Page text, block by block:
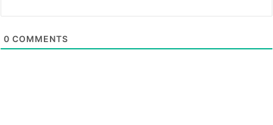
0 COMMENTS